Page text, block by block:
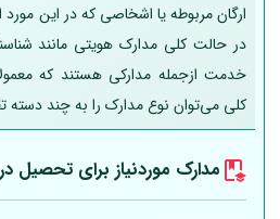
ارگان مربوطه یا اشخاصی که در این مورد
در حالت کلی مدارک هویتی مانند
خدمت ازجمله مدارکی هستند که
کلی می‌توان نوع مدارک را به چند دسته
مدارک موردنیاز برای تحصیل